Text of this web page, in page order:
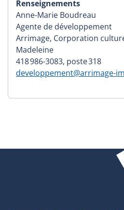
Renseignements
Anne-Marie Boudreau
Agente de développement
Arrimage, Corporation
Madeleine
418 986-3083, poste 318
developpement@arrimage-